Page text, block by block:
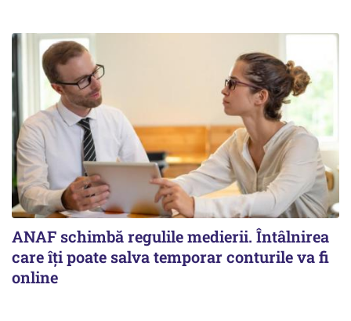
ANAF schimbă regulile medierii. Întâlnirea
care îți poate salva temporar conturile va fi
online